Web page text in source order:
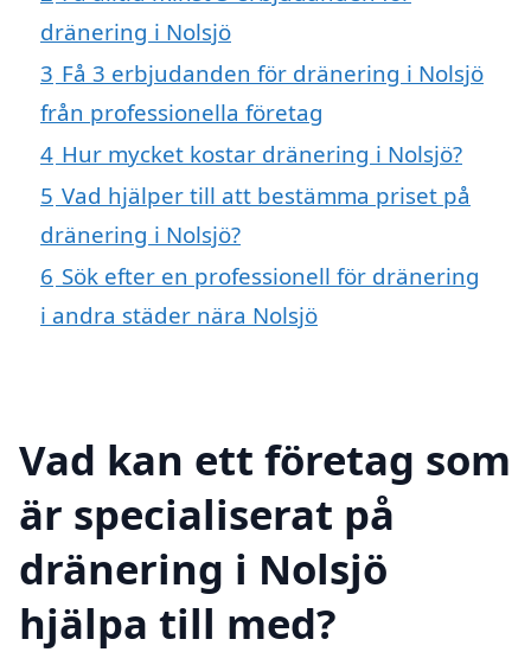
dränering i Nolsjö
3 Få 3 erbjudanden för dränering i Nolsjö
från professionella företag
4 Hur mycket kostar dränering i Nolsjö?
5 Vad hjälper till att bestämma priset på
dränering i Nolsjö?
6 Sök efter en professionell för dränering
i andra städer nära Nolsjö
Vad kan ett företag som
är specialiserat på
dränering i Nolsjö
hjälpa till med?